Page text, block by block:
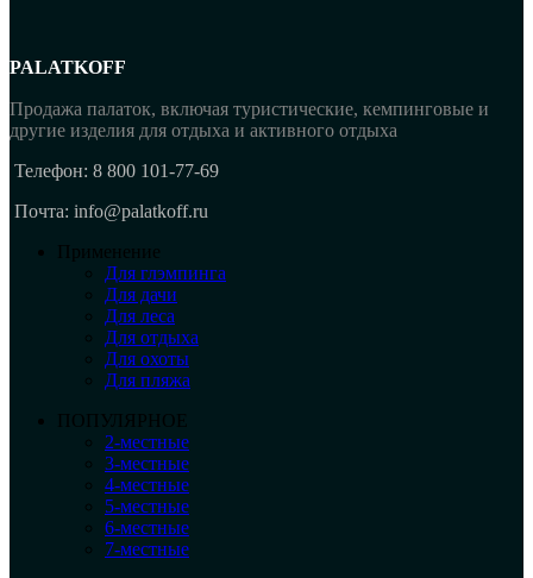
PALATKOFF
Продажа палаток, включая туристические, кемпинговые и
другие изделия для отдыха и активного отдыха
Телефон: 8 800 101-77-69
Почта: info@palatkoff.ru
Применение
Для глэмпинга
Для дачи
Для леса
Для отдыха
Для охоты
Для пляжа
ПОПУЛЯРНОЕ
2-местные
3-местные
4-местные
5-местные
6-местные
7-местные